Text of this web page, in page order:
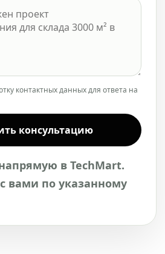
контактных данных для ответа на
консультацию
в TechMart.
вами по указанному